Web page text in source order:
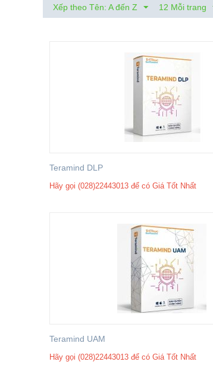
Xếp theo Tên: A đến Z 12 Mỗi trang
Teramind DLP
Hãy gọi (028)22443013 để có Giá Tốt Nhất
​Teramind UAM
Hãy gọi (028)22443013 để có Giá Tốt Nhất